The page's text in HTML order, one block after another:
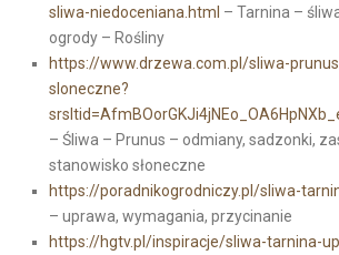
sliwa-niedoceniana.html – Tarnina –
ogrody – Rośliny
https://www.drzewa.com.pl/sliwa-
sloneczne?
– Śliwa – Prunus – odmiany, sadzonki,
stanowisko słoneczne
https://poradnikogrodniczy.pl/sliwa-
– uprawa, wymagania, przycinanie
https://hgtv.pl/inspiracje/sliwa-tarnina-